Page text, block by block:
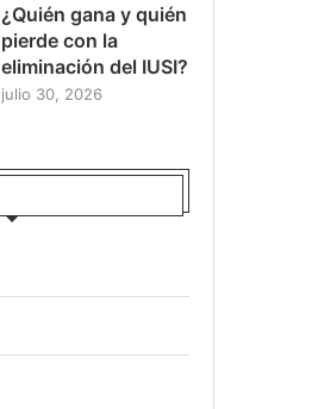
¿Quién gana y quién
pierde con la
eliminación del IUSI?
julio 30, 2026